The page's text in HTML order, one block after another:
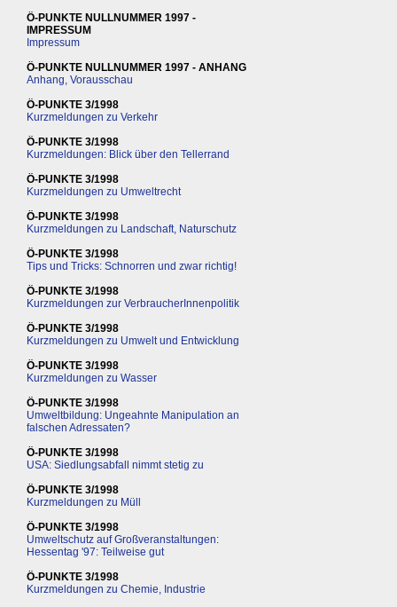
Ö-PUNKTE NULLNUMMER 1997 -
IMPRESSUM
Impressum
Ö-PUNKTE NULLNUMMER 1997 - ANHANG
Anhang, Vorausschau
Ö-PUNKTE 3/1998
Kurzmeldungen zu Verkehr
Ö-PUNKTE 3/1998
Kurzmeldungen: Blick über den Tellerrand
Ö-PUNKTE 3/1998
Kurzmeldungen zu Umweltrecht
Ö-PUNKTE 3/1998
Kurzmeldungen zu Landschaft, Naturschutz
Ö-PUNKTE 3/1998
Tips und Tricks: Schnorren und zwar richtig!
Ö-PUNKTE 3/1998
Kurzmeldungen zur VerbraucherInnenpolitik
Ö-PUNKTE 3/1998
Kurzmeldungen zu Umwelt und Entwicklung
Ö-PUNKTE 3/1998
Kurzmeldungen zu Wasser
Ö-PUNKTE 3/1998
Umweltbildung: Ungeahnte Manipulation an
falschen Adressaten?
Ö-PUNKTE 3/1998
USA: Siedlungsabfall nimmt stetig zu
Ö-PUNKTE 3/1998
Kurzmeldungen zu Müll
Ö-PUNKTE 3/1998
Umweltschutz auf Großveranstaltungen:
Hessentag '97: Teilweise gut
Ö-PUNKTE 3/1998
Kurzmeldungen zu Chemie, Industrie